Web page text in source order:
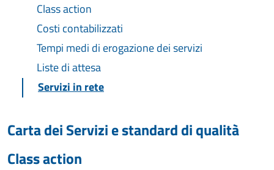
Class action
Costi contabilizzati
Tempi medi di erogazione dei servizi
Liste di attesa
Servizi in rete
Carta dei Servizi e standard di qualità
Class action